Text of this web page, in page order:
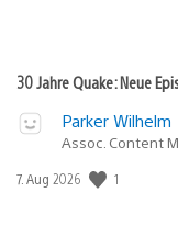
30 Jahre Quake: Neue
Parker Wilhelm
Assoc. Content
Veröffentlichungsdatum:
7. Aug 2026 1